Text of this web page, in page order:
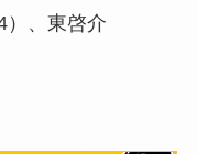
）、東啓介